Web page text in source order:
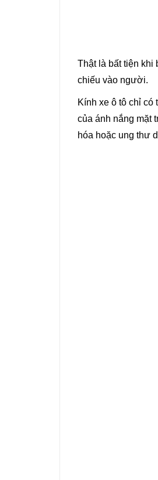
Thật là bất tiện khi
chiếu vào người.
Kính xe ô tô chỉ có
của ánh nắng mặt
hóa hoặc ung thư